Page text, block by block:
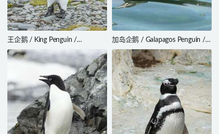
王企鹅 / King Penguin /
Aptenodytes patagonicus
加岛企鹅 / Galapagos Penguin /
Spheniscus mendiculus